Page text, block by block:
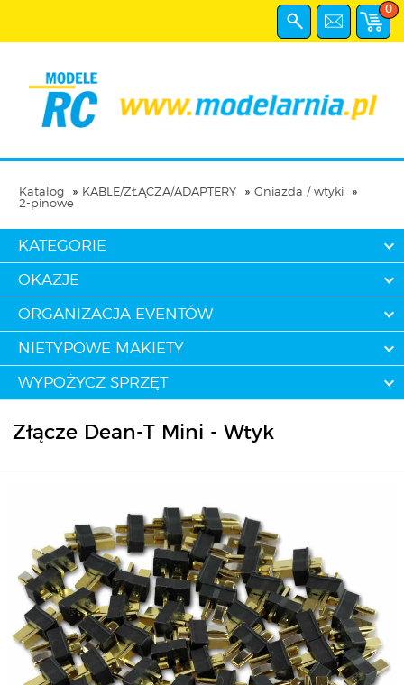
0
Katalog KABLE/ZŁĄCZA/ADAPTERY
Gniazda / wtyki
2-pinowe
KATEGORIE
OKAZJE
ORGANIZACJA EVENTÓW
NIETYPOWE MAKIETY
WYPOŻYCZ SPRZĘT
Złącze Dean-T Mini - Wtyk